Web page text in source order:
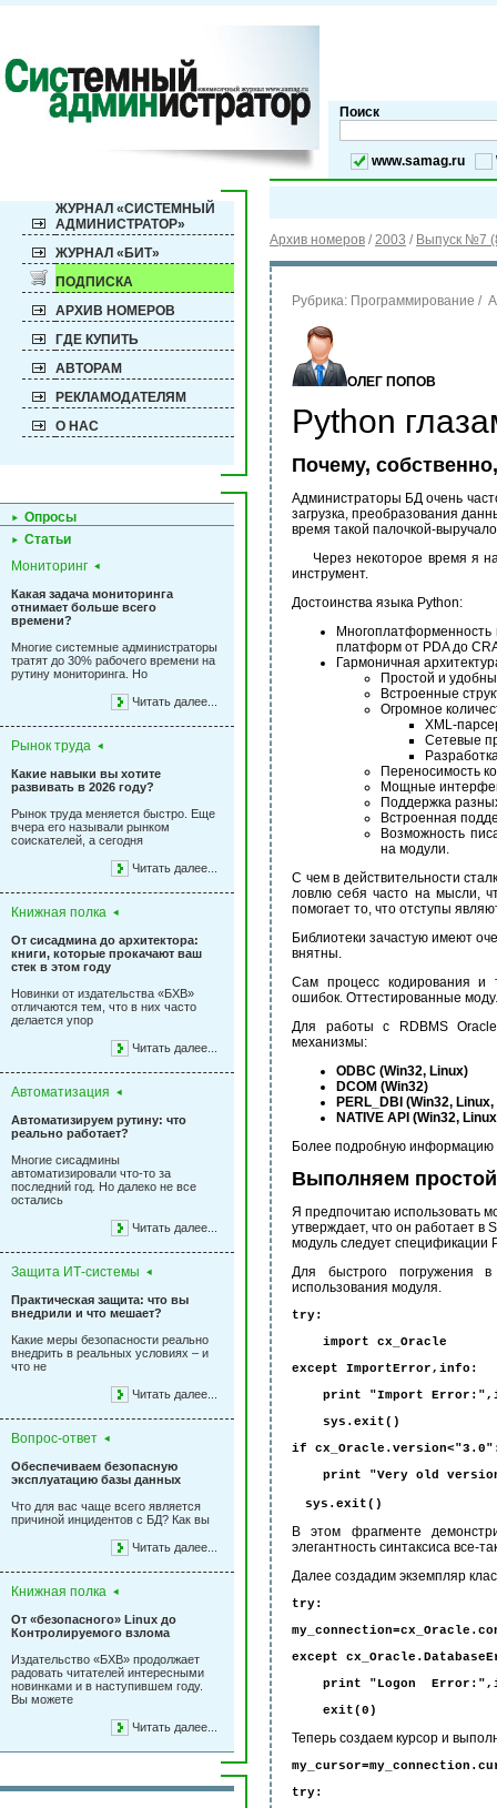
Поиск
www.samag.ru
ЖУРНАЛ «СИСТЕМНЫЙ
АДМИНИСТРАТОР»
ЖУРНАЛ «БИТ»
ПОДПИСКА
АРХИВ НОМЕРОВ
ГДЕ КУПИТЬ
АВТОРАМ
РЕКЛАМОДАТЕЛЯМ
О НАС
Опросы
Статьи
Мониторинг
Какая задача мониторинга
отнимает больше всего
времени?
Многие системные администраторы
тратят до 30% рабочего времени на
рутину мониторинга. Но
Читать далее...
Рынок труда
Какие навыки вы хотите
развивать в 2026 году?
Рынок труда меняется быстро. Еще
вчера его называли рынком
соискателей, а сегодня
Читать далее...
Книжная полка
От сисадмина до архитектора:
книги, которые прокачают ваш
стек в этом году
Новинки от издательства «БХВ»
отличаются тем, что в них часто
делается упор
Читать далее...
Автоматизация
Автоматизируем рутину: что
реально работает?
Многие сисадмины
автоматизировали что-то за
последний год. Но далеко не все
остались
Читать далее...
Защита ИТ-системы
Практическая защита: что вы
внедрили и что мешает?
Какие меры безопасности реально
внедрить в реальных условиях – и
что не
Читать далее...
Вопрос-ответ
Обеспечиваем безопасную
эксплуатацию базы данных
Что для вас чаще всего является
причиной инцидентов с БД? Как вы
Читать далее...
Книжная полка
От «безопасного» Linux до
Контролируемого взлома
Издательство «БХВ» продолжает
радовать читателей интересными
новинками и в наступившем году.
Вы можете
Читать далее...
Архив номеров / 2003 / Выпуск №7
Рубрика: Программирование /
ОЛЕГ ПОПОВ
Python
Почему,
Администраторы БД очень
загрузка, преобразования
время такой палочкой-
Через некоторое время я
инструмент.
Достоинства языка Python:
платформ от PDA до
Гармоничная
Простой и
Встроенные
Огромное
XML-
Сетевые
Переносимость
Мощные
Поддержка
Встроенная
Возможность
на модули.
С чем в действительности
ловлю себя часто на мысли,
помогает то, что отступы
Библиотеки зачастую имеют
внятны.
Сам процесс кодирования и
ошибок. Оттестированные
Для работы с RDBMS
механизмы:
ODBC (Win32, Linux)
DCOM (Win32)
PERL_DBI (Win32,
NATIVE API (Win32,
Более подробную
Выполняем
Я предпочитаю использовать
утверждает, что он работает в
модуль следует спецификации
Для быстрого погружения
использования модуля.
try:
import cx_Oracle
except ImportError,info:
print "Import
sys.exit()
if
print "Very old version
sys.exit()
В этом фрагменте
элегантность синтаксиса все-
Далее создадим экземпляр
try:
except
print "Logon
exit(0)
Теперь создаем курсор и
try: